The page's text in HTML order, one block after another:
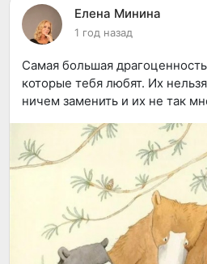
Елена Минина
1 год назад
Самая большая
которые тебя любят. Их
ничем заменить и их не так